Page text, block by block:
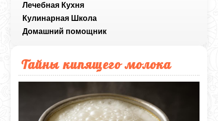
Лечебная Кухня
Кулинарная Школа
Домашний помощник
Тайны кипящего молока